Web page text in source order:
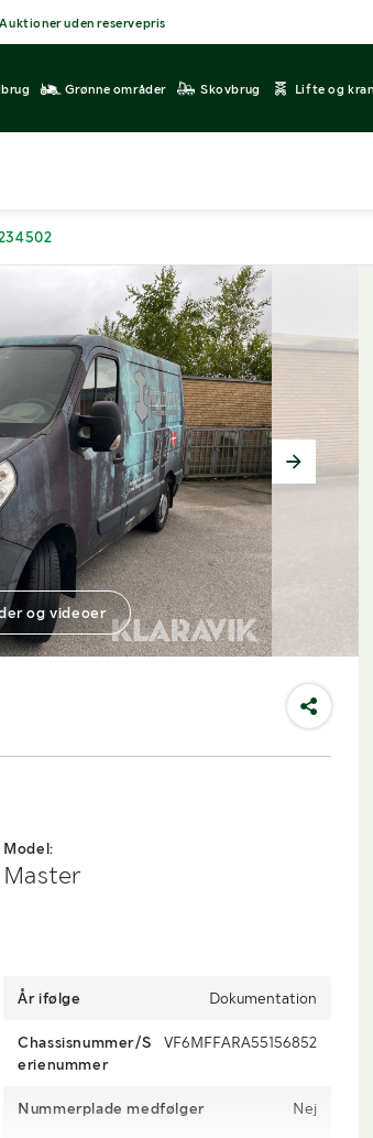
Auktioner uden reservepris
Grønne områder Skovbrug Lifte og
og videoer
Model:
Master
År ifølge Dokumentation
Chassisnummer/S
erienummer
VF6MFFARA55156852
Nummerplade medfølger Nej